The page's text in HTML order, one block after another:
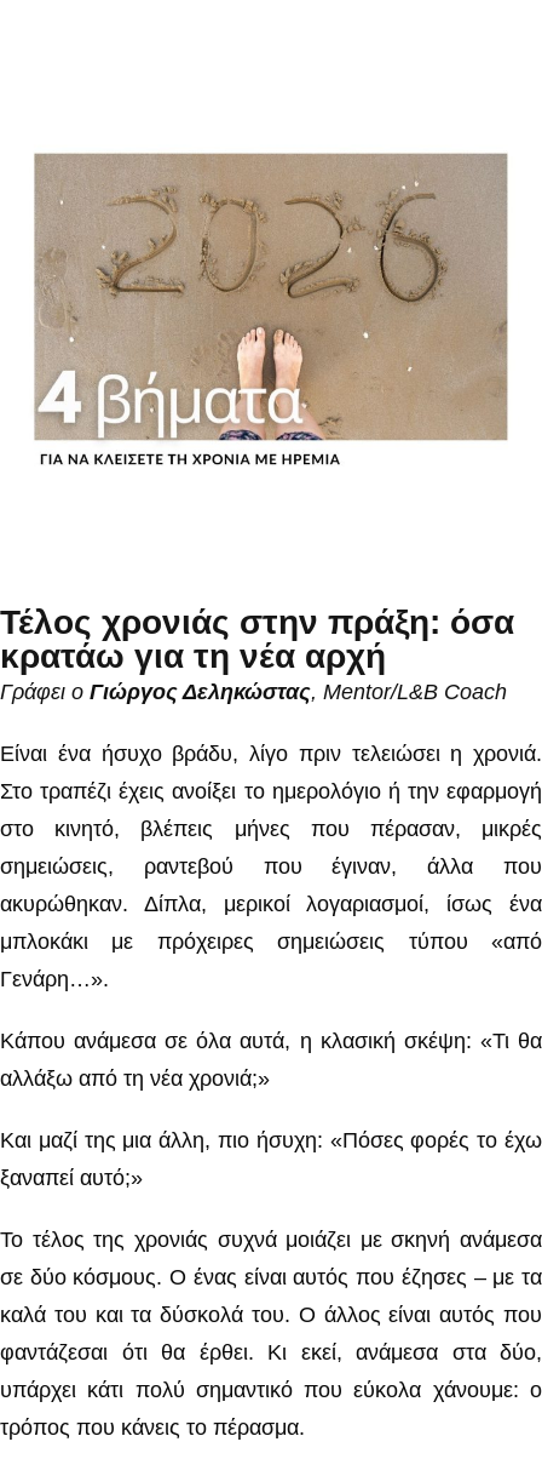
Τέλος χρονιάς στην πράξη: όσα
κρατάω για τη νέα αρχή
Γράφει ο Γιώργος Δεληκώστας, Mentor/L&B Coach
Είναι ένα ήσυχο βράδυ, λίγο πριν τελειώσει η χρονιά.
Στο τραπέζι έχεις ανοίξει το ημερολόγιο ή την εφαρμογή
στο κινητό, βλέπεις μήνες που πέρασαν, μικρές
σημειώσεις, ραντεβού που έγιναν, άλλα που
ακυρώθηκαν. Δίπλα, μερικοί λογαριασμοί, ίσως ένα
μπλοκάκι με πρόχειρες σημειώσεις τύπου «από
Γενάρη…».
Κάπου ανάμεσα σε όλα αυτά, η κλασική σκέψη: «Τι θα
αλλάξω από τη νέα χρονιά;»
Και μαζί της μια άλλη, πιο ήσυχη: «Πόσες φορές το έχω
ξαναπεί αυτό;»
Το τέλος της χρονιάς συχνά μοιάζει με σκηνή ανάμεσα
σε δύο κόσμους. Ο ένας είναι αυτός που έζησες – με τα
καλά του και τα δύσκολά του. Ο άλλος είναι αυτός που
φαντάζεσαι ότι θα έρθει. Κι εκεί, ανάμεσα στα δύο,
υπάρχει κάτι πολύ σημαντικό που εύκολα χάνουμε: ο
τρόπος που κάνεις το πέρασμα.